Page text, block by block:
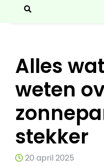
Alles
weten
stekker
20 april 2025